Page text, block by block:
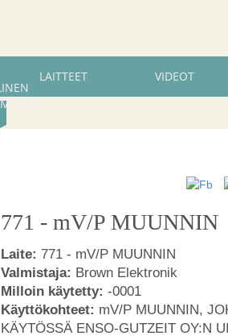
LAITTEET VIDEOT
771 - mV/P MUUNNIN
Laite: 771 - mV/P MUUNNIN
Valmistaja: Brown Elektronik
Milloin käytetty: -0001
Käyttökohteet: mV/P MUUNNIN,
KÄYTÖSSÄ ENSO-GUTZEIT OY:N